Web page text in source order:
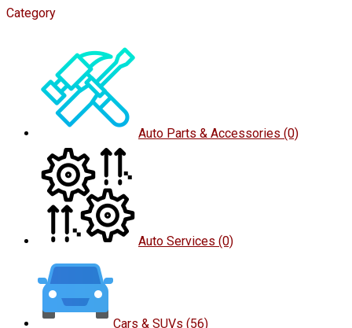
Category
Auto Parts & Accessories (0)
Auto Services (0)
Cars & SUVs (56)